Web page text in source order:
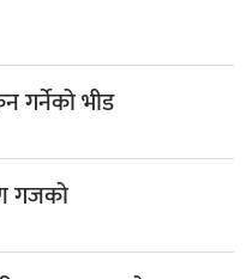
गर्नेको भीड
गजको